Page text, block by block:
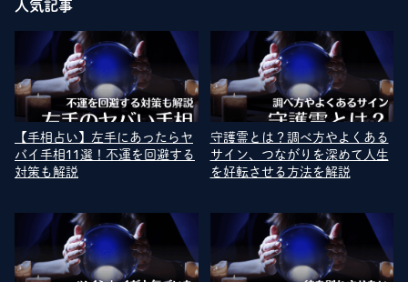
人気記事
【手相占い】左手にあったらヤ
バイ手相11選！不運を回避する
対策も解説
守護霊とは？調べ方やよくある
サイン、つながりを深めて人生
を好転させる方法を解説